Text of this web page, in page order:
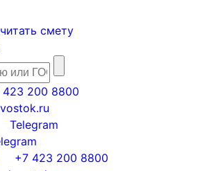
смету
423 200 8800
Telegram
+7 423 200 8800